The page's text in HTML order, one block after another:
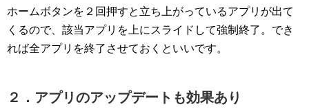
ホームボタンを２回押すと立ち上がっているアプリが出て
くるので、該当アプリを上にスライドして強制終了。でき
れば全アプリを終了させておくといいです。
２．アプリのアップデートも効果あり